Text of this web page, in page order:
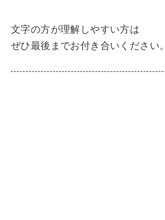
文字の方が理解しやすい方は
ぜひ最後までお付き合いください。